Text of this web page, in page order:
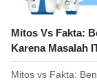
Mitos Vs Fakta:
Karena Masalah
Mitos vs Fakta: